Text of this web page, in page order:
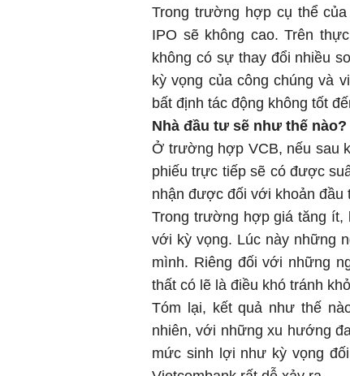
Trong trường hợp cụ thể
IPO sẽ không cao. Trên
không có sự thay đổi nhiều
kỳ vọng của công chúng và
bất định tác động không tốt
Nhà đầu tư sẽ như thế nào?
Ở trường hợp VCB, nếu sau
phiếu trực tiếp sẽ có được
nhận được đối với khoản đầu
Trong trường hợp giá tăng ít,
với kỳ vọng. Lúc này những
mình. Riêng đối với những
thất có lẽ là điều khó tránh
Tóm lại, kết quả như thế
nhiên, với những xu hướng
mức sinh lợi như kỳ vọng